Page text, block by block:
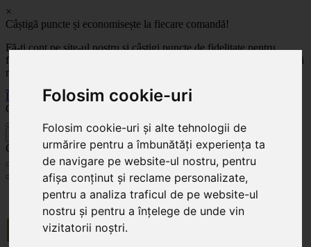
Folosim cookie-uri
Folosim cookie-uri și alte tehnologii de
urmărire pentru a îmbunătăți experiența ta
de navigare pe website-ul nostru, pentru
afișa conținut și reclame personalizate,
pentru a analiza traficul de pe website-ul
nostru și pentru a înțelege de unde vin
vizitatorii noștri.
×
Câștigă puncte și economisește la fiecare comandă!
Fă-ți cont pe site-ul nostru și câștigi puncte de fidelitate pentru
fiecare comandă! Cu cât comanzi mai mult, cu atât economisești mai
mult!
Înregistrează-te acum
Celoplast
Celoplast
Transportul este GRATUIT pentru comenzile mai mari de 350 Lei. Comanda minimă în
valoare de 100 Lei. Expediere în 1 - 2 zile lucrătoare.